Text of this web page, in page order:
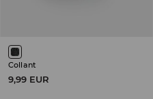
Collant
9,99 EUR